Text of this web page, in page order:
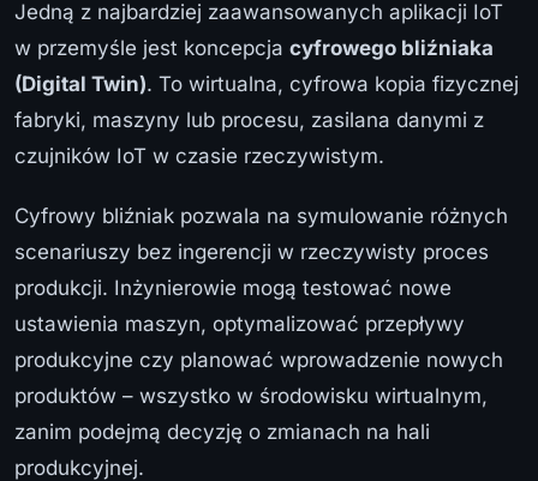
Jedną z najbardziej zaawansowanych aplikacji IoT
w przemyśle jest koncepcja cyfrowego bliźniaka
(Digital Twin). To wirtualna, cyfrowa kopia fizycznej
fabryki, maszyny lub procesu, zasilana danymi z
czujników IoT w czasie rzeczywistym.
Cyfrowy bliźniak pozwala na symulowanie różnych
scenariuszy bez ingerencji w rzeczywisty proces
produkcji. Inżynierowie mogą testować nowe
ustawienia maszyn, optymalizować przepływy
produkcyjne czy planować wprowadzenie nowych
produktów – wszystko w środowisku wirtualnym,
zanim podejmą decyzję o zmianach na hali
produkcyjnej.